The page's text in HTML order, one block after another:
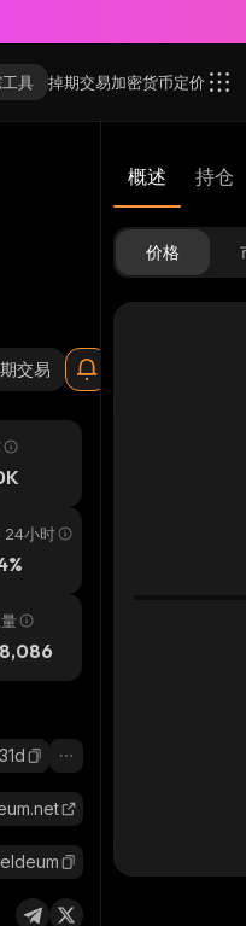
具 掉期交易加密货币定价
交易
24小时
概述 持仓
价格